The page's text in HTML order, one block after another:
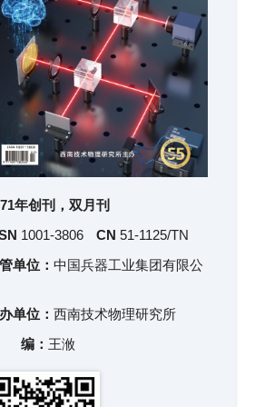
年创刊，双月刊
1001-3806 CN 51-1125/TN
单位： 中国兵器工业集团有限公
单位： 西南技术物理研究所
编： 王浟